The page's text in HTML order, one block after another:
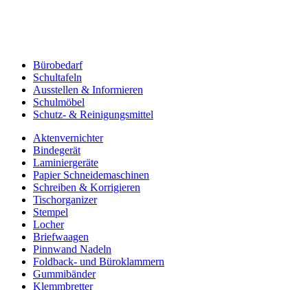
Bürobedarf
Schultafeln
Ausstellen & Informieren
Schulmöbel
Schutz- & Reinigungsmittel
Aktenvernichter
Bindegerät
Laminiergeräte
Papier Schneidemaschinen
Schreiben & Korrigieren
Tischorganizer
Stempel
Locher
Briefwaagen
Pinnwand Nadeln
Foldback- und Büroklammern
Gummibänder
Klemmbretter